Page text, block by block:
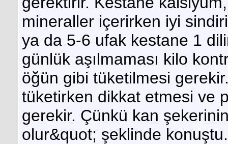
mineraller içerirken iyi
ya da 5-6 ufak kestane 1
günlük aşılmaması kilo
öğün gibi tüketilmesi
tüketirken dikkat etmesi ve
gerekir. Çünkü kan
olur&quot; şeklinde konuştu.